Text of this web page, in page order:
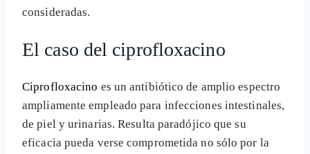
consideradas.
El caso del ciprofloxacino
Ciprofloxacino es un antibiótico de amplio espectro
ampliamente empleado para infecciones intestinales,
de piel y urinarias. Resulta paradójico que su
eficacia pueda verse comprometida no sólo por la